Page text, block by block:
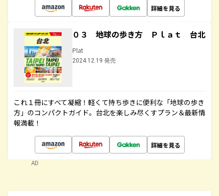
詳細を見る
０３ 地球の歩き方 Ｐｌａｔ 台北
Plat
2024.12.19 発売
これ１冊にすべて凝縮！軽くて持ち歩きに便利な「地球の歩き
方」のコンパクトガイド。台北を楽しみ尽くすプラン＆最新情
報満載！
詳細を見る
AD